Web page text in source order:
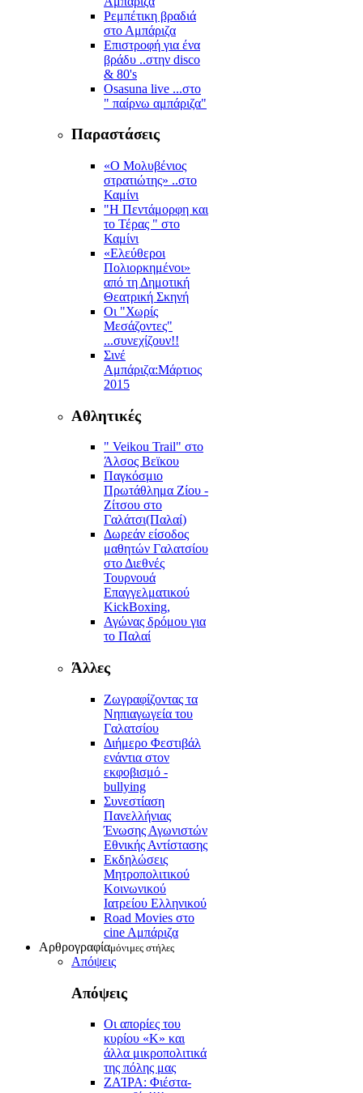
Ρεμπέτικη βραδιά
στο Αμπάριζα
Επιστροφή για ένα
βράδυ ..στην disco
& 80's
Osasuna live ...στο
" παίρνω αμπάριζα"
Παραστάσεις
«Ο Μολυβένιος
στρατιώτης» ..στο
Καμίνι
"Η Πεντάμορφη και
το Τέρας " στο
Καμίνι
«Ελεύθεροι
Πολιορκημένοι»
από τη Δημοτική
Θεατρική Σκηνή
Οι "Χωρίς
Μεσάζοντες"
...συνεχίζουν!!
Σινέ
Αμπάριζα:Mάρτιος
2015
Αθλητικές
" Veikou Trail" στο
Άλσος Βεϊκου
Παγκόσμιο
Πρωτάθλημα Ζίου -
Ζίτσου στο
Γαλάτσι(Παλαί)
Δωρεάν είσοδος
μαθητών Γαλατσίου
στο Διεθνές
Τουρνουά
Επαγγελματικού
KickBoxing,
Αγώνας δρόμου για
το Παλαί
Άλλες
Ζωγραφίζοντας τα
Νηπιαγωγεία του
Γαλατσίου
Διήμερο Φεστιβάλ
ενάντια στον
εκφοβισμό -
bullying
Συνεστίαση
Πανελλήνιας
Ένωσης Αγωνιστών
Εθνικής Αντίστασης
Εκδηλώσεις
Μητροπολιτικού
Κοινωνικού
Ιατρείου Ελληνικού
Road Movies στο
cine Aμπάριζα
Αρθρογραφίαμόνιμες στήλες
Απόψεις
Απόψεις
Οι απορίες του
κυρίου «Κ» και
άλλα μικροπολιτικά
της πόλης μας
ZAΊΡΑ: Φιέστα-